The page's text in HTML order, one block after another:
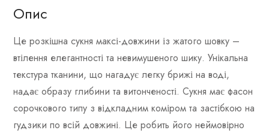
Опис
Це розкішна сукня максі-довжини із жатого шовку –
втілення елегантності та невимушеного шику. Унікальна
текстура тканини, що нагадує легку брижі на воді,
надає образу глибини та витонченості. Сукня має фасон
сорочкового типу з відкладним коміром та застібкою на
гудзики по всій довжині. Це робить його неймовірно